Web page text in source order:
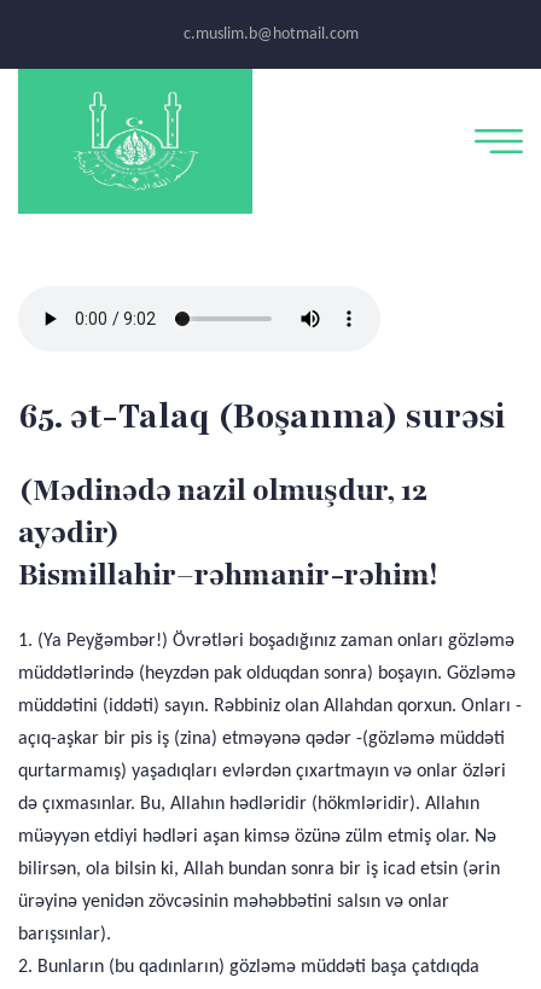
c.muslim.b@hotmail.com
65. ət-Talaq (Boşanma) surəsi
(Mədinədə nazil olmuşdur, 12
ayədir)
Bismillahir–rəhmanir-rəhim!
1. (Ya Peyğəmbər!) Övrətləri boşadığınız zaman onları gözləmə
müddətlərində (heyzdən pak olduqdan sonra) boşayın. Gözləmə
müddətini (iddəti) sayın. Rəbbiniz olan Allahdan qorxun. Onları -
açıq-aşkar bir pis iş (zina) etməyənə qədər -(gözləmə müddəti
qurtarmamış) yaşadıqları evlərdən çıxartmayın və onlar özləri
də çıxmasınlar. Bu, Allahın hədləridir (hökmləridir). Allahın
müəyyən etdiyi hədləri aşan kimsə özünə zülm etmiş olar. Nə
bilirsən, ola bilsin ki, Allah bundan sonra bir iş icad etsin (ərin
ürəyinə yenidən zövcəsinin məhəbbətini salsın və onlar
barışsınlar).
2. Bunların (bu qadınların) gözləmə müddəti başa çatdıqda